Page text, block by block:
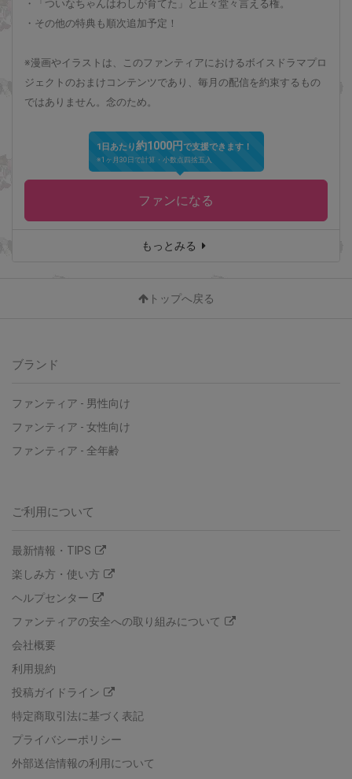
・「ついなちゃんはわしが育てた」と正々堂々言える権。
・その他の特典も順次追加予定！
※漫画やイラストは、このファンティアにおけるボイスドラマプロ
ジェクトのおまけコンテンツであり、毎月の配信を約束するもの
ではありません。念のため。
1日あたり約1000円で支援できます！
※1ヶ月30日で計算・小数点四捨五入
ファンになる
もっとみる
トップへ戻る
ブランド
ファンティア - 男性向け
ファンティア - 女性向け
ファンティア - 全年齢
ご利用について
最新情報・TIPS
楽しみ方・使い方
ヘルプセンター
ファンティアの安全への取り組みについて
会社概要
利用規約
投稿ガイドライン
特定商取引法に基づく表記
プライバシーポリシー
外部送信情報の利用について